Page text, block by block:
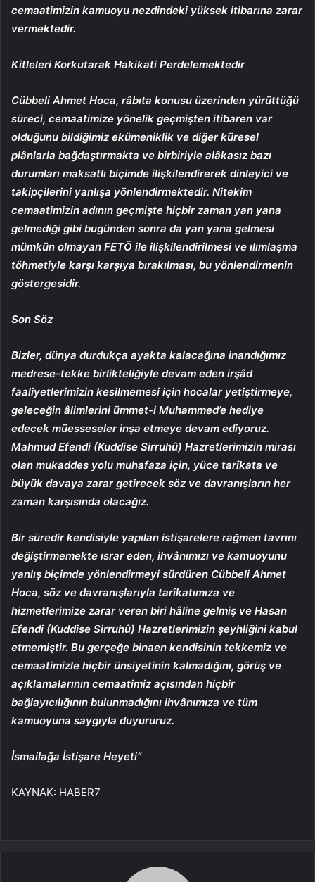
cemaatimizin kamuoyu nezdindeki yüksek itibarına zarar
vermektedir.
Kitleleri Korkutarak Hakikati Perdelemektedir
Cübbeli Ahmet Hoca, râbıta konusu üzerinden yürüttüğü
süreci, cemaatimize yönelik geçmişten itibaren var
olduğunu bildiğimiz ekümeniklik ve diğer küresel
plânlarla bağdaştırmakta ve birbiriyle alâkasız bazı
durumları maksatlı biçimde ilişkilendirerek dinleyici ve
takipçilerini yanlışa yönlendirmektedir. Nitekim
cemaatimizin adının geçmişte hiçbir zaman yan yana
gelmediği gibi bugünden sonra da yan yana gelmesi
mümkün olmayan FETÖ ile ilişkilendirilmesi ve ılımlaşma
töhmetiyle karşı karşıya bırakılması, bu yönlendirmenin
göstergesidir.
Son Söz
Bizler, dünya durdukça ayakta kalacağına inandığımız
medrese-tekke birlikteliğiyle devam eden irşâd
faaliyetlerimizin kesilmemesi için hocalar yetiştirmeye,
geleceğin âlimlerini ümmet-i Muhammed’e hediye
edecek müesseseler inşa etmeye devam ediyoruz.
Mahmud Efendi (Kuddise Sirruhû) Hazretlerimizin mirası
olan mukaddes yolu muhafaza için, yüce tarîkata ve
büyük davaya zarar getirecek söz ve davranışların her
zaman karşısında olacağız.
Bir süredir kendisiyle yapılan istişarelere rağmen tavrını
değiştirmemekte ısrar eden, ihvânımızı ve kamuoyunu
yanlış biçimde yönlendirmeyi sürdüren Cübbeli Ahmet
Hoca, söz ve davranışlarıyla tarîkatımıza ve
hizmetlerimize zarar veren biri hâline gelmiş ve Hasan
Efendi (Kuddise Sirruhû) Hazretlerimizin şeyhliğini kabul
etmemiştir. Bu gerçeğe binaen kendisinin tekkemiz ve
cemaatimizle hiçbir ünsiyetinin kalmadığını, görüş ve
açıklamalarının cemaatimiz açısından hiçbir
bağlayıcılığının bulunmadığını ihvânımıza ve tüm
kamuoyuna saygıyla duyururuz.
İsmailağa İstişare Heyeti”
KAYNAK: HABER7